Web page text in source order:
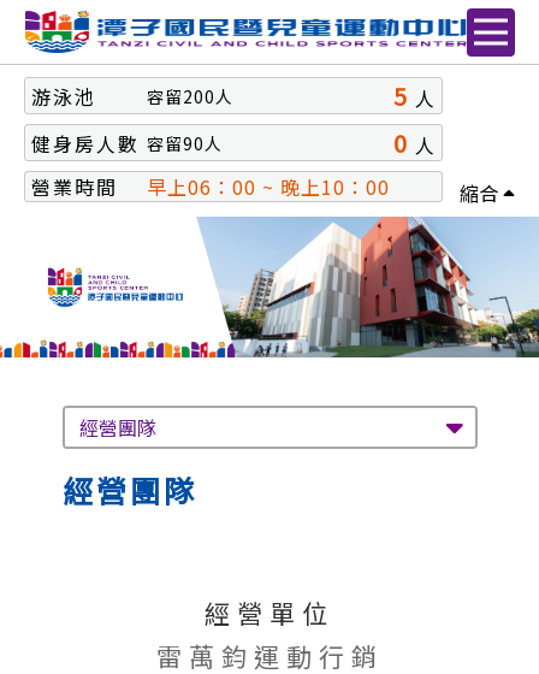
游泳池 容留200 人 5 人
健身房人數 容留90 人 0 人
營業時間
早上06：00 ~ 晚上10：00 縮合
經營團隊
經營單位
雷萬鈞運動行銷